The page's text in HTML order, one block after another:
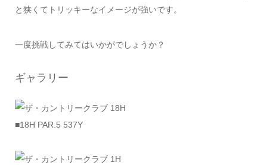
と狭くてトリッキーなイメージが強いです。
一度挑戦してみてはいかがでしょうか？
ギャラリー
■18H PAR.5 537Y